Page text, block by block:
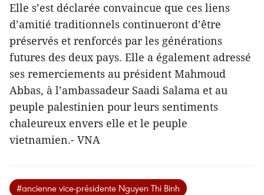
Elle s’est déclarée convaincue que ces liens
d’amitié traditionnels continueront d’être
préservés et renforcés par les générations
futures des deux pays. Elle a également adressé
ses remerciements au président Mahmoud
Abbas, à l’ambassadeur Saadi Salama et au
peuple palestinien pour leurs sentiments
chaleureux envers elle et le peuple
vietnamien.- VNA
#ancienne vice-présidente Nguyen Thi Binh